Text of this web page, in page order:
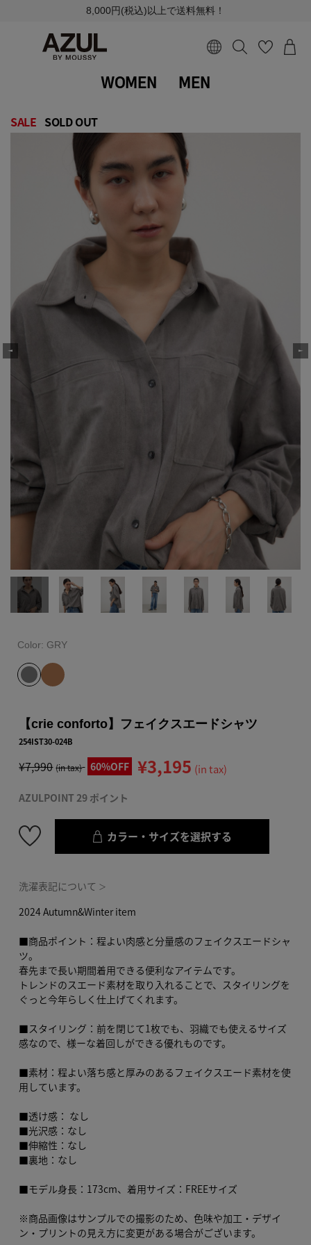
8,000円(税込)以上で送料無料！
WOMEN MEN
SALE SOLD OUT
Color: GRY
【crie conforto】フェイクスエードシャツ
254IST30-024B
¥7,990 (in tax) 60%OFF ¥3,195 (in tax)
AZULPOINT 29 ポイント
カラー・サイズを選択する
洗濯表記について ＞
2024 Autumn&Winter item
■商品ポイント：程よい肉感と分量感のフェイクスエードシャ
ツ。
春先まで長い期間着用できる便利なアイテムです。
トレンドのスエード素材を取り入れることで、スタイリングを
ぐっと今年らしく仕上げてくれます。
■スタイリング：前を閉じて1枚でも、羽織でも使えるサイズ
感なので、様ーな着回しができる優れものです。
■素材：程よい落ち感と厚みのあるフェイクスエード素材を使
用しています。
■透け感： なし
■光沢感：なし
■伸縮性：なし
■裏地：なし
■モデル身長：173cm、着用サイズ：FREEサイズ
※商品画像はサンプルでの撮影のため、色味や加工・デザイ
ン・プリントの見え方に変更がある場合がございます。